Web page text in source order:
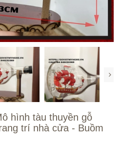
hình tàu thuyền gỗ
trí nhà cửa - Buồm